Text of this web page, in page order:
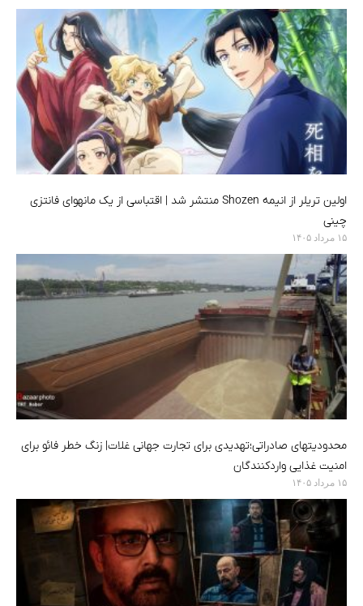
اولین تریلر از انیمه Shozen منتشر شد | اقتباسی از یک مانهوای فانتزی
چینی
۱۵ مرداد ۱۴۰۵
محدودیتهای صادراتی؛تهدیدی برای تجارت جهانی غلات| زنگ خطر فائو برای
امنیت غذایی واردکنندگان
۱۵ مرداد ۱۴۰۵